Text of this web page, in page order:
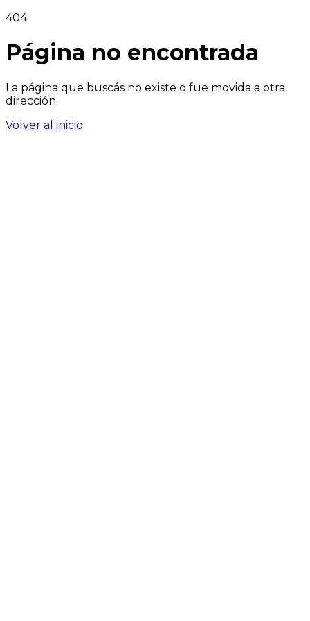
404
Página no encontrada
La página que buscás no existe o fue movida a otra
dirección.
Volver al inicio